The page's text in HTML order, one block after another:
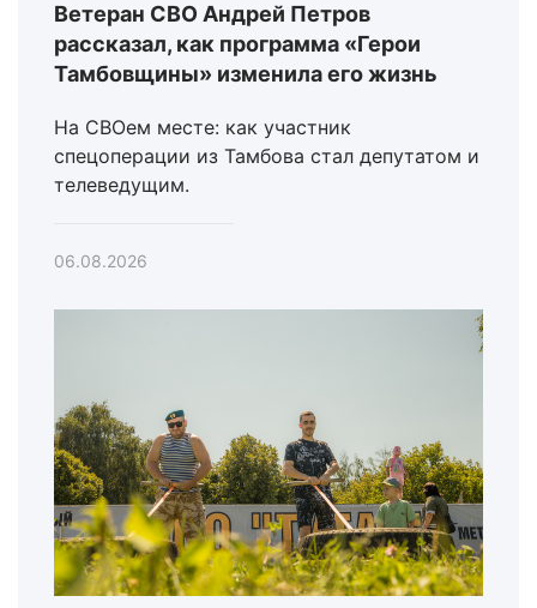
Ветеран СВО Андрей Петров
рассказал, как программа «Герои
Тамбовщины» изменила его жизнь
На СВОем месте: как участник
спецоперации из Тамбова стал депутатом и
телеведущим.
06.08.2026